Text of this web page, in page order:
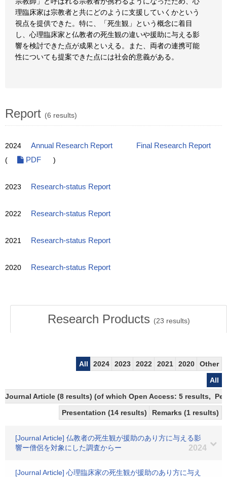
理臨床家は宗教者と共にどのように支援していくかという
視点を提供できた。特に、「死生観」という概念に着目
し、心理臨床家と仏教者の死生観の違いや援助に与える影
響を検討できた点が成果といえる。また、両者の連携可能
性についても提案できた点には社会的意義がある。
Report (6 results)
2024 Annual Research Report
Final Research Report
(
PDF )
2023 Research-status Report
2022 Research-status Report
2021 Research-status Report
2020 Research-status Report
Research Products (23 results)
All 2024 2023 2022 2021 2020
Other
All
Journal Article (8 results) (of which Open Access: 5 results,
Presentation (14 results)
Remarks (1 results)
[Journal Article] 仏教者の死生観が援助のあり方に与える影
響ー僧侶を対象にした調査からー
2024
[Journal Article] 心理臨床家の死生観が援助のあり方に与え